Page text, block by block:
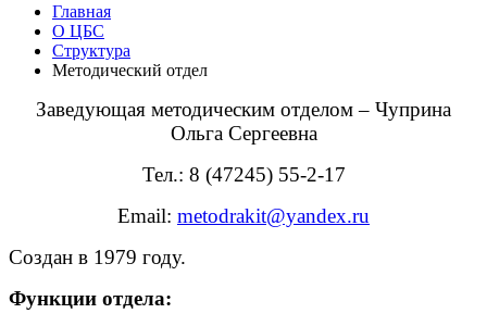
Главная
О ЦБС
Структура
Методический отдел
Заведующая методическим отделом – Чуприна
Ольга Сергеевна
Тел.: 8 (47245) 55-2-17
Email: metodrakit@yandex.ru
Создан в 1979 году.
Функции отдела: